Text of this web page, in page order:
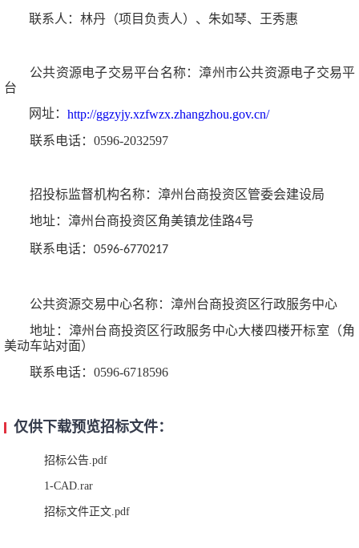
联系人： 林丹（项目负责人）、朱如琴、王秀惠
公共资源电子交易平台名称： 漳州市公共资源电子交易平
台
网址： http://ggzyjy.xzfwzx.zhangzhou.gov.cn/
联系电话： 0596-2032597
招投标监督机构名称：漳州台商投资区管委会建设局
地址：漳州台商投资区角美镇龙佳路4号
联系电话： 0596-6770217
公共资源交易中心名称：漳州台商投资区行政服务中心
地址：漳州台商投资区行政服务中心大楼四楼开标室（角
美动车站对面）
联系电话： 0596-6718596
仅供下载预览招标文件：
招标公告.pdf
1-CAD.rar
招标文件正文.pdf